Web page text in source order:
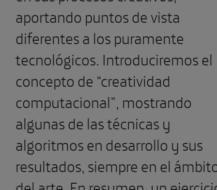
aportando puntos de vista
diferentes a los puramente
tecnológicos. Introduciremos el
concepto de “creatividad
computacional”, mostrando
algunas de las técnicas y
algoritmos en desarrollo y sus
resultados, siempre en el